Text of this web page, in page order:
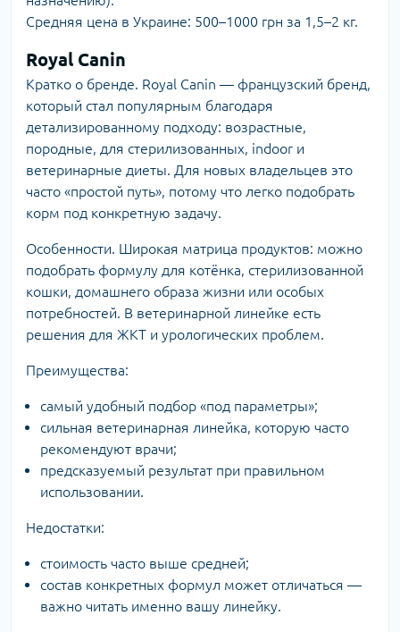
Средняя цена в Украине: 500–1000 грн за 1,5–2 кг.
Royal Canin
Кратко о бренде. Royal Canin — французский бренд,
который стал популярным благодаря
детализированному подходу: возрастные,
породные, для стерилизованных, indoor и
ветеринарные диеты. Для новых владельцев это
часто «простой путь», потому что легко подобрать
корм под конкретную задачу.
Особенности. Широкая матрица продуктов: можно
подобрать формулу для котёнка, стерилизованной
кошки, домашнего образа жизни или особых
потребностей. В ветеринарной линейке есть
решения для ЖКТ и урологических проблем.
Преимущества:
самый удобный подбор «под параметры»;
сильная ветеринарная линейка, которую часто
рекомендуют врачи;
предсказуемый результат при правильном
использовании.
Недостатки:
стоимость часто выше средней;
состав конкретных формул может отличаться —
важно читать именно вашу линейку.